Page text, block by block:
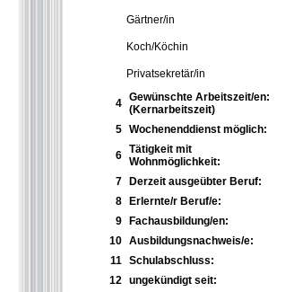
Gärtner/in
Koch/Köchin
Privatsekretär/in
4 Gewünschte Arbeitszeit/en:
(Kernarbeitszeit)
5 Wochenenddienst möglich:
6 Tätigkeit mit
Wohnmöglichkeit:
7 Derzeit ausgeübter Beruf:
8
Erlernte/r Beruf/e:
9
Fachausbildung/en:
10 Ausbildungsnachweis/e:
11 Schulabschluss:
12 ungekündigt seit: